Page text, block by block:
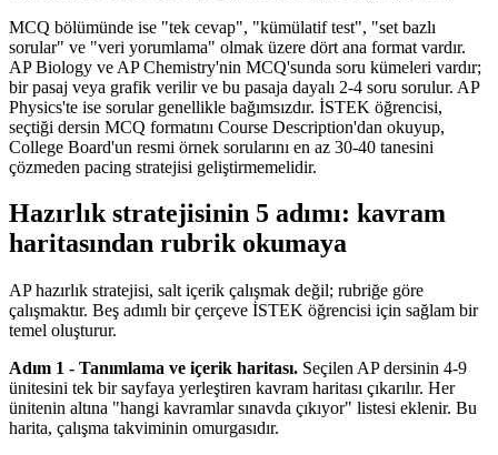
MCQ bölümünde ise "tek cevap", "kümülatif test", "set bazlı
sorular" ve "veri yorumlama" olmak üzere dört ana format vardır.
AP Biology ve AP Chemistry'nin MCQ'sunda soru kümeleri vardır;
bir pasaj veya grafik verilir ve bu pasaja dayalı 2-4 soru sorulur. AP
Physics'te ise sorular genellikle bağımsızdır. İSTEK öğrencisi,
seçtiği dersin MCQ formatını Course Description'dan okuyup,
College Board'un resmi örnek sorularını en az 30-40 tanesini
çözmeden pacing stratejisi geliştirmemelidir.
Hazırlık stratejisinin 5 adımı: kavram
haritasından rubrik okumaya
AP hazırlık stratejisi, salt içerik çalışmak değil; rubriğe göre
çalışmaktır. Beş adımlı bir çerçeve İSTEK öğrencisi için sağlam bir
temel oluşturur.
Adım 1 - Tanımlama ve içerik haritası. Seçilen AP dersinin 4-9
ünitesini tek bir sayfaya yerleştiren kavram haritası çıkarılır. Her
ünitenin altına "hangi kavramlar sınavda çıkıyor" listesi eklenir. Bu
harita, çalışma takviminin omurgasıdır.